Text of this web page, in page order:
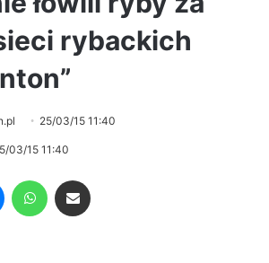
rybackich
25/03/15 11:40
03/15 11:40